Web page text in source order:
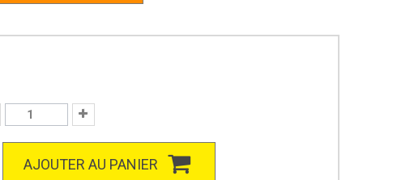
AJOUTER AU PANIER